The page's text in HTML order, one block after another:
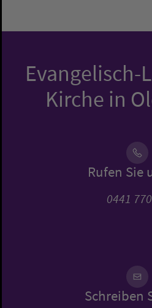
Evangelisch-
Kirche in
Rufen Sie
0441
Schreiben